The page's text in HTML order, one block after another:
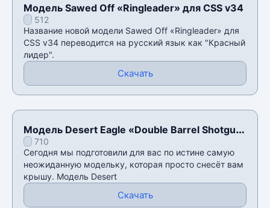
Модель Sawed Off «Ringleader» для CSS v34
512
Название новой модели Sawed Off «Ringleader» для
CSS v34 переводится на русский язык как "Красный
лидер".
Скачать
Модель Desert Eagle «Double Barrel Shotgun
(sidearm)» для CSS v34
710
Сегодня мы подготовили для вас по истине самую
неожиданную модельку, которая просто снесёт вам
крышу. Модель Desert
Скачать